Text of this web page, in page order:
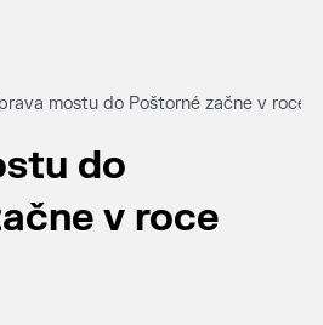
mostu do Poštorné začne v roce
do
v roce